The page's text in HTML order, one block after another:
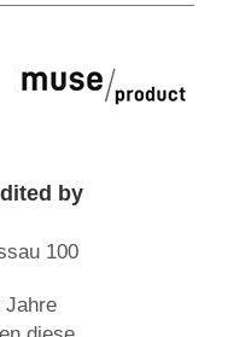
by
100
Jahre